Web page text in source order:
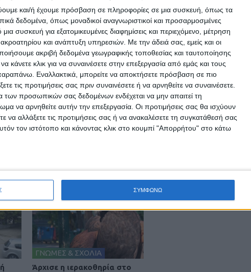
και/ή έχουμε πρόσβαση σε πληροφορίες σε μια συσκευή, όπως τα
δεδομένα, όπως μοναδικοί αναγνωριστικοί και προσαρμοσμένες
συσκευή για εξατομικευμένες διαφημίσεις και περιεχόμενο, μέτρηση
και ανάπτυξη υπηρεσιών. Με την άδειά σας, εμείς και οι
ακριβή δεδομένα γεωγραφικής τοποθεσίας και ταυτοποίησης
κλικ για να συναινέσετε στην επεξεργασία από εμάς και τους
Εναλλακτικά, μπορείτε να αποκτήσετε πρόσβαση σε πιο
τις προτιμήσεις σας πριν συναινέσετε ή να αρνηθείτε να συναινέσετε.
των προσωπικών σας δεδομένων ενδέχεται να μην απαιτεί τη
να αρνηθείτε αυτήν την επεξεργασία. Οι προτιμήσεις σας θα ισχύουν
να αλλάξετε τις προτιμήσεις σας ή να ανακαλέσετε τη συγκατάθεσή σας
τον ιστότοπο και κάνοντας κλικ στο κουμπί "Απορρήτου" στο κάτω
ΣΥΜΦΩΝΩ
Τρία χρόνια από την Εθνική Τραγωδία
Καρδίτσας
ΓΝΩΜΕΣ & ΣΧΟΛΙΑ
Άρχισε η ιερακοθηρία στο
8
8
2,3